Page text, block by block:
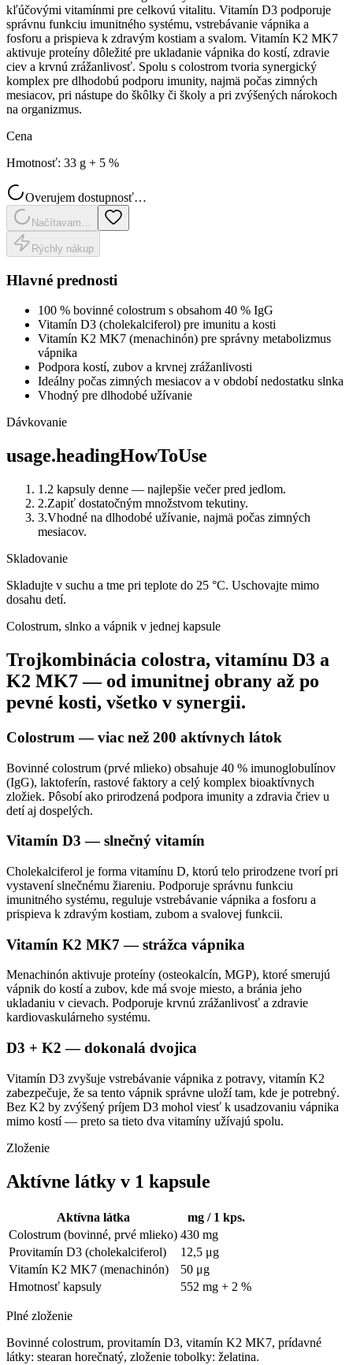
kľúčovými vitamínmi pre celkovú vitalitu. Vitamín D3 podporuje
správnu funkciu imunitného systému, vstrebávanie vápnika a
fosforu a prispieva k zdravým kostiam a svalom. Vitamín K2 MK7
aktivuje proteíny dôležité pre ukladanie vápnika do kostí, zdravie
ciev a krvnú zrážanlivosť. Spolu s colostrom tvoria synergický
komplex pre dlhodobú podporu imunity, najmä počas zimných
mesiacov, pri nástupe do škôlky či školy a pri zvýšených nárokoch
na organizmus.
Cena
Hmotnosť: 33 g + 5 %
Overujem dostupnosť…
Načítavam…
Rýchly nákup
Hlavné prednosti
100 % bovinné colostrum s obsahom 40 % IgG
Vitamín D3 (cholekalciferol) pre imunitu a kosti
Vitamín K2 MK7 (menachinón) pre správny metabolizmus
vápnika
Podpora kostí, zubov a krvnej zrážanlivosti
Ideálny počas zimných mesiacov a v období nedostatku slnka
Vhodný pre dlhodobé užívanie
Dávkovanie
usage.headingHowToUse
1 .2 kapsuly denne — najlepšie večer pred jedlom.
2.Zapiť dostatočným množstvom tekutiny.
3.Vhodné na dlhodobé užívanie, najmä počas zimných
mesiacov.
Skladovanie
Skladujte v suchu a tme pri teplote do 25 °C. Uschovajte mimo
dosahu detí.
Colostrum, slnko a vápnik v jednej kapsule
Trojkombinácia colostra, vitamínu D3 a
K2 MK7 — od imunitnej obrany až po
pevné kosti, všetko v synergii.
Colostrum — viac než 200 aktívnych látok
Bovinné colostrum (prvé mlieko) obsahuje 40 % imunoglobulínov
(IgG), laktoferín, rastové faktory a celý komplex bioaktívnych
zložiek. Pôsobí ako prirodzená podpora imunity a zdravia čriev u
detí aj dospelých.
Vitamín D3 — slnečný vitamín
Cholekalciferol je forma vitamínu D, ktorú telo prirodzene tvorí pri
vystavení slnečnému žiareniu. Podporuje správnu funkciu
imunitného systému, reguluje vstrebávanie vápnika a fosforu a
prispieva k zdravým kostiam, zubom a svalovej funkcii.
Vitamín K2 MK7 — strážca vápnika
Menachinón aktivuje proteíny (osteokalcín, MGP), ktoré smerujú
vápnik do kostí a zubov, kde má svoje miesto, a bránia jeho
ukladaniu v cievach. Podporuje krvnú zrážanlivosť a zdravie
kardiovaskulárneho systému.
D3 + K2 — dokonalá dvojica
Vitamín D3 zvyšuje vstrebávanie vápnika z potravy, vitamín K2
zabezpečuje, že sa tento vápnik správne uloží tam, kde je potrebný.
Bez K2 by zvýšený príjem D3 mohol viesť k usadzovaniu vápnika
mimo kostí — preto sa tieto dva vitamíny užívajú spolu.
Zloženie
Aktívne látky v 1 kapsule
Aktívna látka
mg / 1 kps.
Colostrum (bovinné, prvé mlieko) 430 mg
Provitamín D3 (cholekalciferol)
12,5 μg
Vitamín K2 MK7 (menachinón)
50 μg
Hmotnosť kapsuly
552 mg + 2 %
Plné zloženie
Bovinné colostrum, provitamín D3, vitamín K2 MK7, prídavné
látky: stearan horečnatý, zloženie tobolky: želatina.